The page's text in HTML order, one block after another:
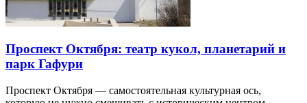
Проспект Октября: театр кукол, планетарий и
парк Гафури
Проспект Октября — самостоятельная культурная ось,